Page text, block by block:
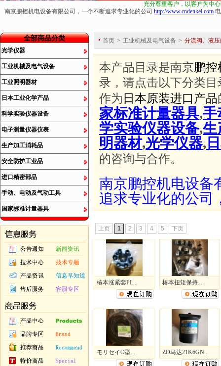
充分尊重客户，以客户为中
南京鹏控机电设备有限公司，一个不断追求专业化的公司http://www.cndenkei.com
全部商品分类
光学仪器
工业机械及电气设备
工业照明器材
日本工业化学产品
科学实验仪器设备
电子测量仪器仪表
生产加工消耗品
安全防护工业品
进口精密部品
手动、电动及气动工具
国家标准计量器具
首页 > 工业机械及电气设备 > 分流阀、液
本产品目录是南京鹏
录，请点击以下分类
作为 日本原装进口产品
家标准计量器具,手
学实验仪器设备,生
明器材,光学仪器,
的咨询与合作。
南京鹏控机电设备
追求专业化的公司
上页 1 2 3 4 5 下页
椿本涨紧套PL... 椿本扭矩保持...
モリセイO型... ZD马达21K6GN...